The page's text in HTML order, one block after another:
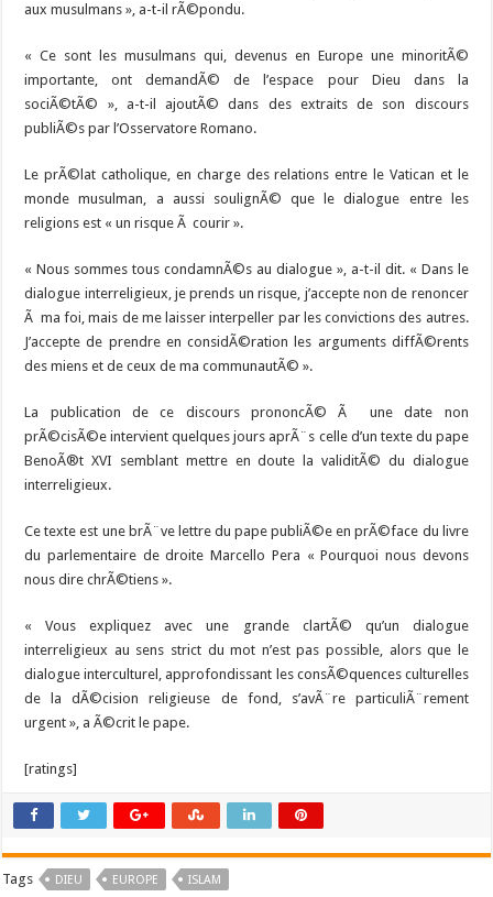
aux musulmans », a-t-il rÃ©pondu.
« Ce sont les musulmans qui, devenus en Europe une minoritÃ©
importante, ont demandÃ© de l’espace pour Dieu dans la
sociÃ©tÃ© », a-t-il ajoutÃ© dans des extraits de son discours
publiÃ©s par l’Osservatore Romano.
Le prÃ©lat catholique, en charge des relations entre le Vatican et le
monde musulman, a aussi soulignÃ© que le dialogue entre les
religions est « un risque Ã courir ».
« Nous sommes tous condamnÃ©s au dialogue », a-t-il dit. « Dans le
dialogue interreligieux, je prends un risque, j’accepte non de renoncer
Ã ma foi, mais de me laisser interpeller par les convictions des autres.
J’accepte de prendre en considÃ©ration les arguments diffÃ©rents
des miens et de ceux de ma communautÃ© ».
La publication de ce discours prononcÃ© Ã une date non
prÃ©cisÃ©e intervient quelques jours aprÃ¨s celle d’un texte du pape
BenoÃ®t XVI semblant mettre en doute la validitÃ© du dialogue
interreligieux.
Ce texte est une brÃ¨ve lettre du pape publiÃ©e en prÃ©face du livre
du parlementaire de droite Marcello Pera « Pourquoi nous devons
nous dire chrÃ©tiens ».
« Vous expliquez avec une grande clartÃ© qu’un dialogue
interreligieux au sens strict du mot n’est pas possible, alors que le
dialogue interculturel, approfondissant les consÃ©quences culturelles
de la dÃ©cision religieuse de fond, s’avÃ¨re particuliÃ¨rement
urgent », a Ã©crit le pape.
[ratings]
Tags DIEU EUROPE ISLAM